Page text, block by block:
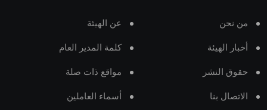
من نحن عن الهيئة
أخبار الهيئة كلمة المدير العام
حقوق النشر مواقع ذات صلة
الاتصال بنا أسماء العاملين